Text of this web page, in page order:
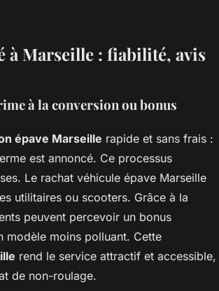
à Marseille : fiabilité, avis
à la conversion ou bonus
épave Marseille rapide et sans frais :
est annoncé. Ce processus
Le rachat véhicule épave Marseille
utilitaires ou scooters. Grâce à la
peuvent percevoir un bonus
modèle moins polluant. Cette
rend le service attractif et accessible,
de non-roulage.